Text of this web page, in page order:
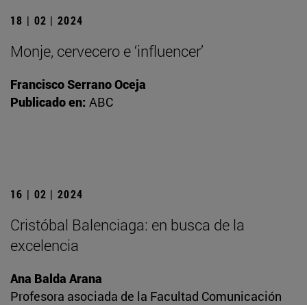
18 | 02 | 2024
Monje, cervecero e ‘influencer’
Francisco Serrano Oceja
Publicado en: ABC
16 | 02 | 2024
Cristóbal Balenciaga: en busca de la
excelencia
Ana Balda Arana
Profesora asociada de la Facultad Comunicación